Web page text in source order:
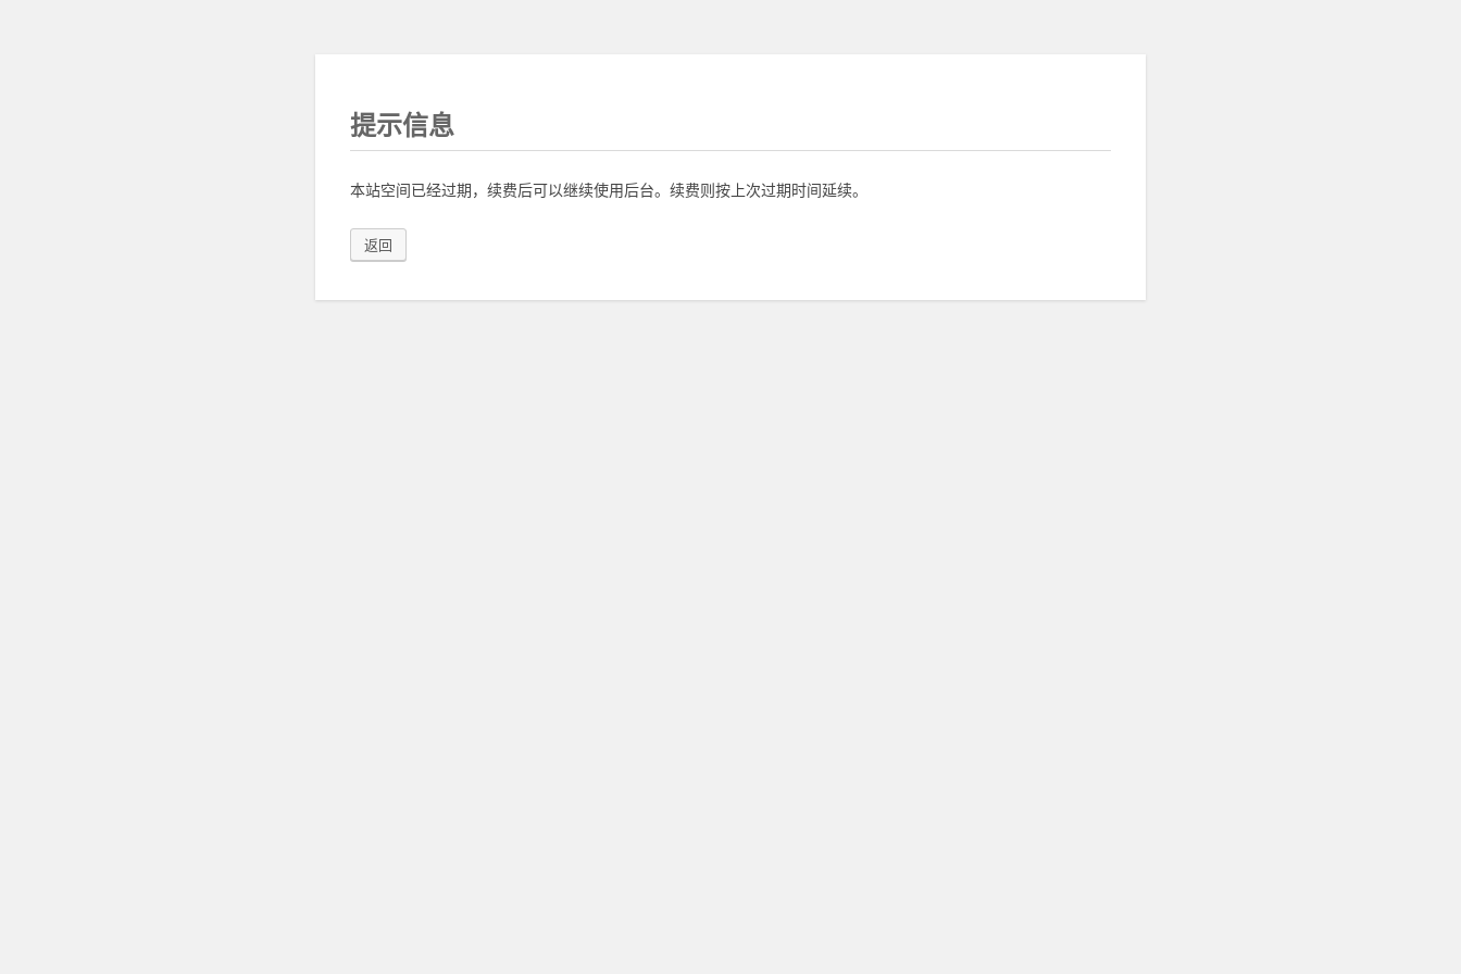
提示信息
本站空间已经过期，续费后可以继续使用后台。续费则按上次过期时间延续。
返回